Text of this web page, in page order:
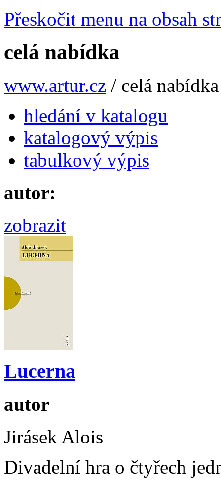
Přeskočit menu na obsah
celá nabídka
www.artur.cz / celá nabídka
hledání v katalogu
katalogový výpis
tabulkový výpis
autor:
zobrazit
Lucerna
autor
Jirásek Alois
Divadelní hra o čtyřech